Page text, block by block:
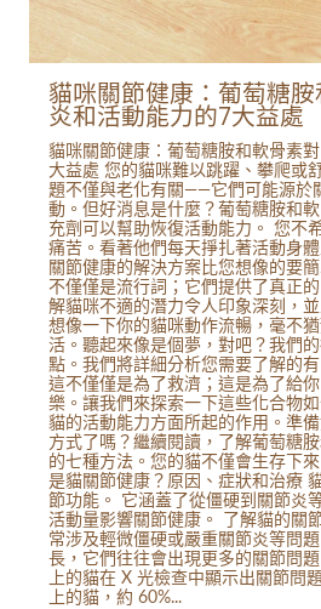
貓咪關節健康：葡萄糖
炎和活動能力的7大益處
貓咪關節健康：葡萄糖胺和軟骨素
大益處 您的貓咪難以跳躍、攀爬或
題不僅與老化有關——它們可能源於
動。但好消息是什麼？葡萄糖胺和
充劑可以幫助恢復活動能力。 您不
痛苦。看著他們每天掙扎著活動身
關節健康的解決方案比您想像的要
不僅僅是流行詞；它們提供了真正
解貓咪不適的潛力令人印象深刻，
想像一下你的貓咪動作流暢，毫不
活。聽起來像是個夢，對吧？我們
點。我們將詳細分析您需要了解的
這不僅僅是為了救濟；這是為了給
樂。讓我們來探索一下這些化合物
貓的活動能力方面所起的作用。準
方式了嗎？繼續閱讀，了解葡萄糖
的七種方法。您的貓不僅會生存下
是貓關節健康？原因、症狀和治療
節功能。 它涵蓋了從僵硬到關節炎
活動量影響關節健康。 了解貓的關
常涉及輕微僵硬或嚴重關節炎等問
長，它們往往會出現更多的關節問
上的貓在 X 光檢查中顯示出關節問
上的貓，約 60%...